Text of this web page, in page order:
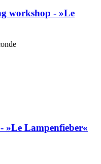
workshop - »Le
»Le Lampenfieber«